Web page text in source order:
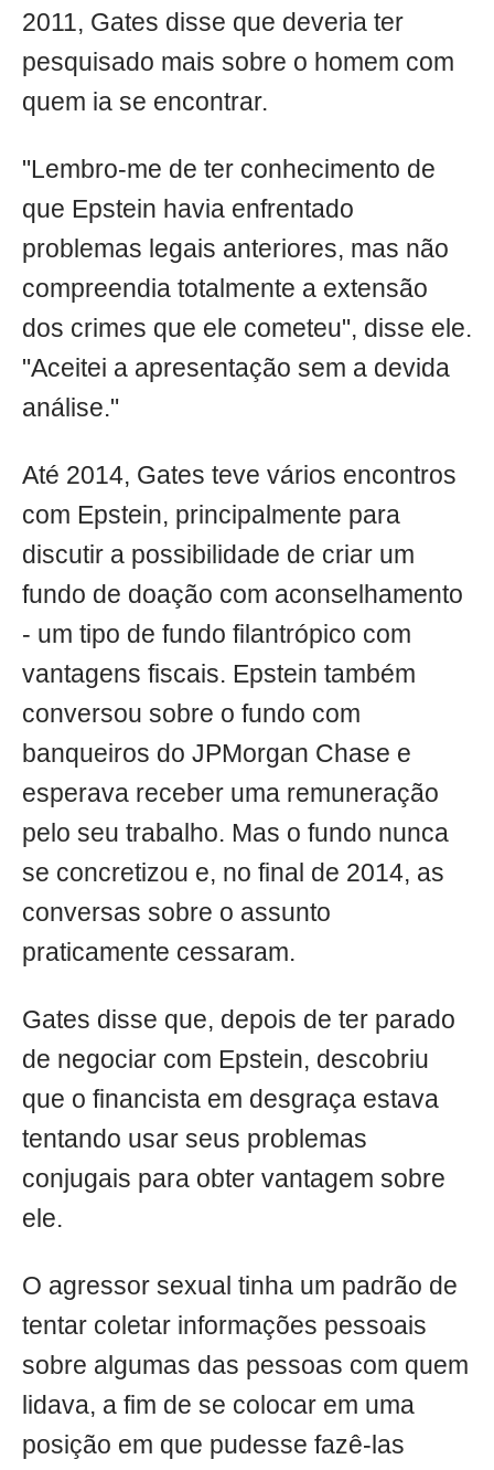
2011, Gates disse que deveria ter
pesquisado mais sobre o homem com
quem ia se encontrar.
"Lembro-me de ter conhecimento de
que Epstein havia enfrentado
problemas legais anteriores, mas não
compreendia totalmente a extensão
dos crimes que ele cometeu", disse ele.
"Aceitei a apresentação sem a devida
análise."
Até 2014, Gates teve vários encontros
com Epstein, principalmente para
discutir a possibilidade de criar um
fundo de doação com aconselhamento
- um tipo de fundo filantrópico com
vantagens fiscais. Epstein também
conversou sobre o fundo com
banqueiros do JPMorgan Chase e
esperava receber uma remuneração
pelo seu trabalho. Mas o fundo nunca
se concretizou e, no final de 2014, as
conversas sobre o assunto
praticamente cessaram.
Gates disse que, depois de ter parado
de negociar com Epstein, descobriu
que o financista em desgraça estava
tentando usar seus problemas
conjugais para obter vantagem sobre
ele.
O agressor sexual tinha um padrão de
tentar coletar informações pessoais
sobre algumas das pessoas com quem
lidava, a fim de se colocar em uma
posição em que pudesse fazê-las